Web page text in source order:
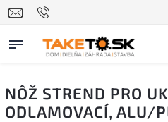
NÔŽ STREND PRO
ODLAMOVACÍ, ALU/